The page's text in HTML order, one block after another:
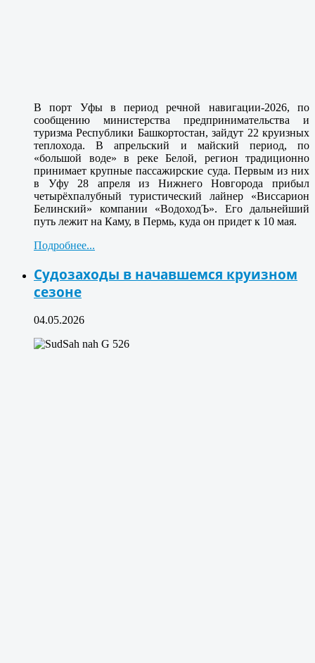
В порт Уфы в период речной навигации-2026, по
сообщению министерства предпринимательства и
туризма Республики Башкортостан, зайдут 22 круизных
теплохода. В апрельский и майский период, по
«большой воде» в реке Белой, регион традиционно
принимает крупные пассажирские суда. Первым из них
в Уфу 28 апреля из Нижнего Новгорода прибыл
четырёхпалубный туристический лайнер «Виссарион
Белинский» компании «ВодоходЪ». Его дальнейший
путь лежит на Каму, в Пермь, куда он придет к 10 мая.
Подробнее...
Судозаходы в начавшемся круизном
сезоне
04.05.2026